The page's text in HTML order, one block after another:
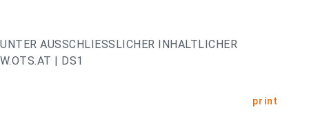
AUSSCHLIESSLICHER INHALTLICHER
| DS1
print